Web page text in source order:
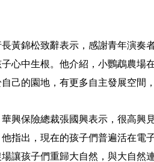
黃錦松致辭表示，感謝青年演奏
心中生根。他介紹，小鸚鵡農場
己的園地，有更多自主發展空間
興保險總裁張國興表示，很高興
指出，現在的孩子們普遍活在電
讓孩子們重歸大自然，與大自然